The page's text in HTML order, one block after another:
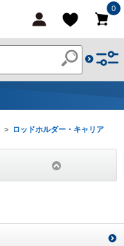
0
> ロッドホルダー・キャリア